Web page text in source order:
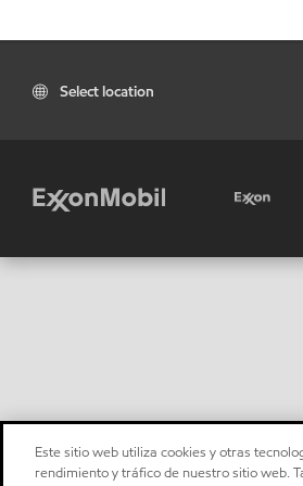
Select location
Este sitio web utiliza cookies y otras
rendimiento y tráfico de nuestro sitio web.